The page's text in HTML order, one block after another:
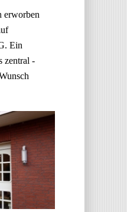
erworben
Ein
zentral -